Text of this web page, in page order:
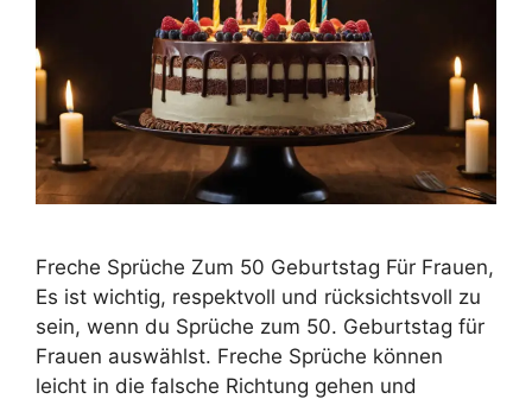
Freche Sprüche Zum 50 Geburtstag Für Frauen,
Es ist wichtig, respektvoll und rücksichtsvoll zu
sein, wenn du Sprüche zum 50. Geburtstag für
Frauen auswählst. Freche Sprüche können
leicht in die falsche Richtung gehen und